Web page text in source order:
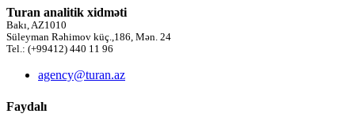
Turan analitik xidməti
Bakı, AZ1010
Süleyman Rəhimov küç.,186, Mən. 24
Tel.: (+99412) 440 11 96
agency@turan.az
Faydalı